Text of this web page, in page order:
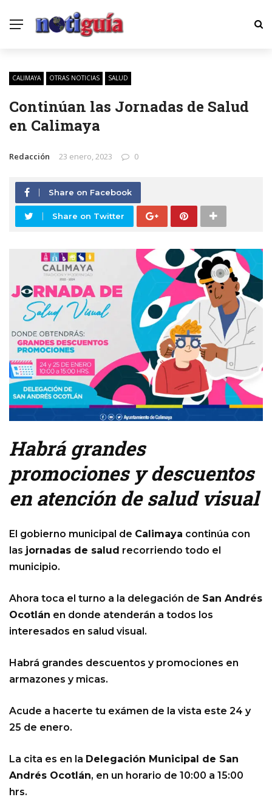
CALIMAYA OTRAS NOTICIAS SALUD
Continúan las Jornadas de Salud
en Calimaya
Redacción 23 enero, 2023 0
Share on Facebook
Share on Twitter
Habrá grandes
promociones y descuentos
en atención de salud visual
El gobierno municipal de Calimaya continúa con
las jornadas de salud recorriendo todo el
municipio.
Ahora toca el turno a la delegación de San Andrés
Ocotlán en donde atenderán a todos los
interesados en salud visual.
Habrá grandes descuentos y promociones en
armazones y micas.
Acude a hacerte tu exámen de la vista este 24 y
25 de enero.
La cita es en la Delegación Municipal de San
Andrés Ocotlán, en un horario de 10:00 a 15:00
hrs.